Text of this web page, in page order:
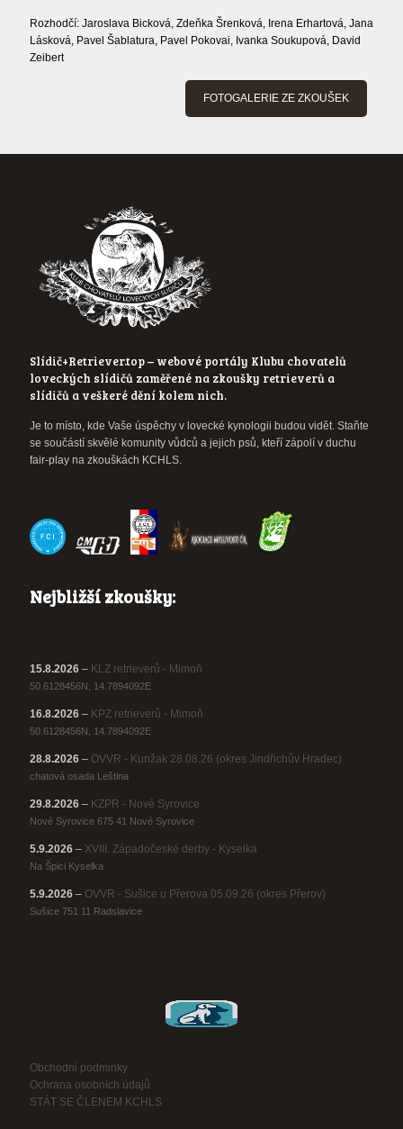
Rozhodčí: Jaroslava Bicková, Zdeňka Šrenková, Irena Erhartová, Jana
Lásková, Pavel Šablatura, Pavel Pokovai, Ivanka Soukupová, David
Zeibert
FOTOGALERIE ZE ZKOUŠEK
Slídič+Retriever.top – webové portály Klubu chovatelů
loveckých slídičů zaměřené na zkoušky retrieverů a
slídičů a veškeré dění kolem nich.
Je to místo, kde Vaše úspěchy v lovecké kynologii budou vidět. Staňte
se součástí skvělé komunity vůdců a jejich psů, kteří zápolí v duchu
fair-play na zkouškách KCHLS.
Nejbližší zkoušky:
15.8.2026 – KLZ retrieverů - Mimoň
50.6128456N, 14.7894092E
16.8.2026 – KPZ retrieverů - Mimoň
50.6128456N, 14.7894092E
28.8.2026 – OVVR - Kunžak 28.08.26 (okres Jindřichův Hradec)
chatová osada Leština
29.8.2026 – KZPR - Nové Syrovice
Nové Syrovice 675 41 Nové Syrovice
5.9.2026 – XVIII. Západočeské derby - Kyselka
Na Špici Kyselka
5.9.2026 – OVVR - Sušice u Přerova 05.09.26 (okres Přerov)
Sušice 751 11 Radslavice
Obchodni podminky
Ochrana osobních údajů
STÁT SE ČLENEM KCHLS